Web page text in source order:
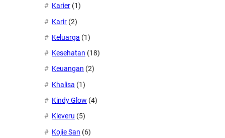
Karier (1)
Karir (2)
Keluarga (1)
Kesehatan (18)
Keuangan (2)
Khalisa (1)
Kindy Glow (4)
Kleveru (5)
Kojie San (6)